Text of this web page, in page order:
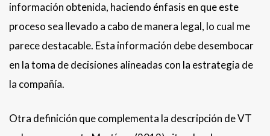
información obtenida, haciendo énfasis en que este
proceso sea llevado a cabo de manera legal, lo cual me
parece destacable. Esta información debe desembocar
en la toma de decisiones alineadas con la estrategia de
la compañía.
Otra definición que complementa la descripción de VT